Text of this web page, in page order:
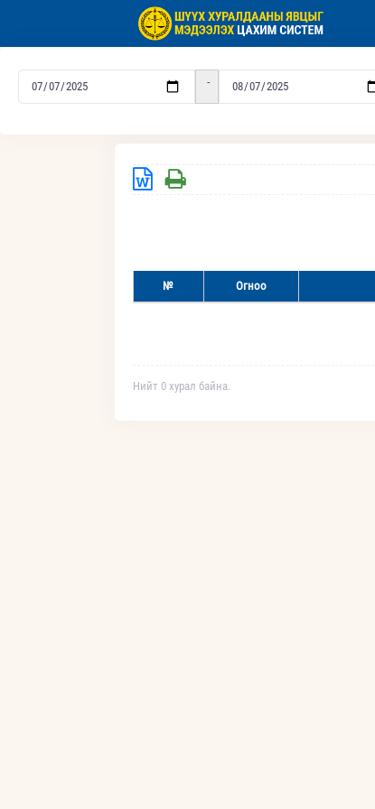
-
№ Огноо
Нийт 0 хурал байна.